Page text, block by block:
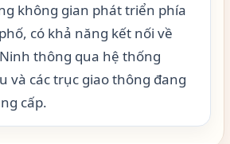
không gian phát triển phía
có khả năng kết nối về
thông qua hệ thống
và các trục giao thông đang
cấp.